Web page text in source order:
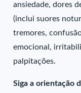
ansiedade, dores
(inclui suores
tremores,
emocional,
palpitações.
Siga a orientação